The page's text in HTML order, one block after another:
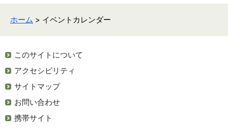
ホーム > イベントカレンダー
このサイトについて
アクセシビリティ
サイトマップ
お問い合わせ
携帯サイト